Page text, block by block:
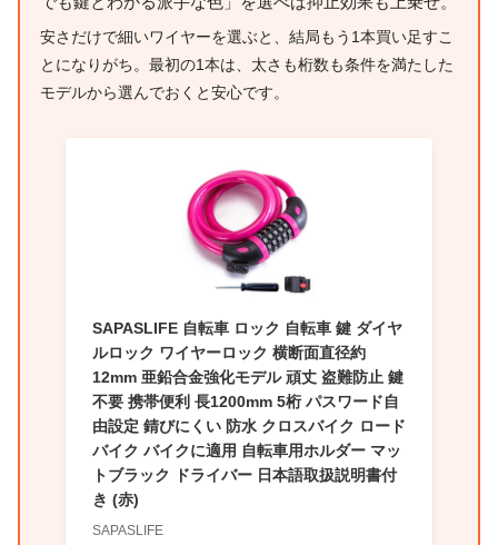
安さだけで細いワイヤーを選ぶと、結局もう1本買い足すこ
とになりがち。最初の1本は、太さも桁数も条件を満たした
モデルから選んでおくと安心です。
SAPASLIFE 自転車 ロック 自転車 鍵 ダイヤ
ルロック ワイヤーロック 横断面直径約
12mm 亜鉛合金強化モデル 頑丈 盗難防止 鍵
不要 携帯便利 長1200mm 5桁 パスワード自
由設定 錆びにくい 防水 クロスバイク ロード
バイク バイクに適用 自転車用ホルダー マッ
トブラック ドライバー 日本語取扱説明書付
き (赤)
SAPASLIFE